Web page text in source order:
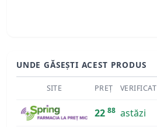
UNDE GĂSEȘTI ACEST PRODUS
SITE PREȚ VERIFICAT
22 88 astăzi